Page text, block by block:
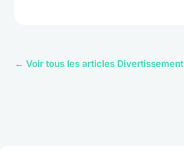
← Voir tous les articles Divertissement